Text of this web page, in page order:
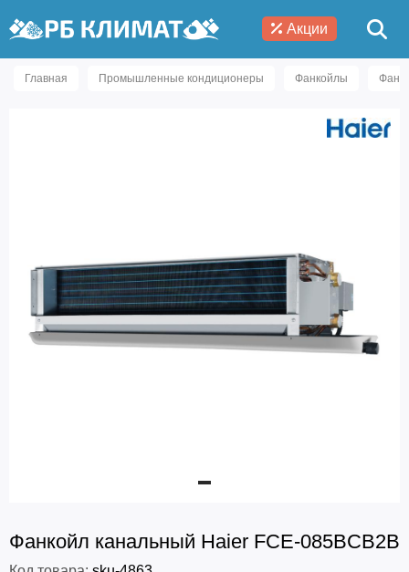
Акции
Главная Промышленные кондиционеры Фанкойлы
Фанкойл канальный Haier FCE-085BCB2B